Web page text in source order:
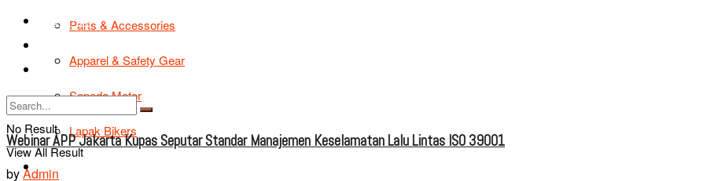
Parts & Accessories
Apparel & Safety Gear
Sepeda Motor
Lapak Bikers
Agenda
TIPS & TRIK
Tentang Kami
No Result
View All Result
Webinar APP Jakarta Kupas Seputar Standar Manajemen Keselamatan Lalu Lintas IS0 39001
byAdmin